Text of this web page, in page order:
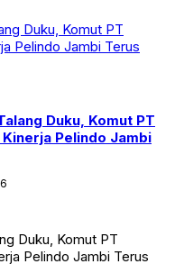
Duku, Komut PT
Pelindo Jambi
Duku, Komut PT
Pelindo Jambi Terus